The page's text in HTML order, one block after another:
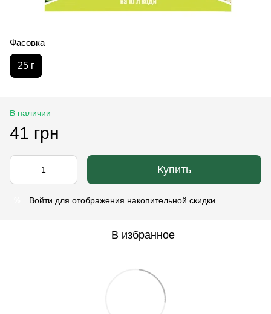
Фасовка
25 г
В наличии
41 грн
Купить
Войти для отображения накопительной скидки
В избранное